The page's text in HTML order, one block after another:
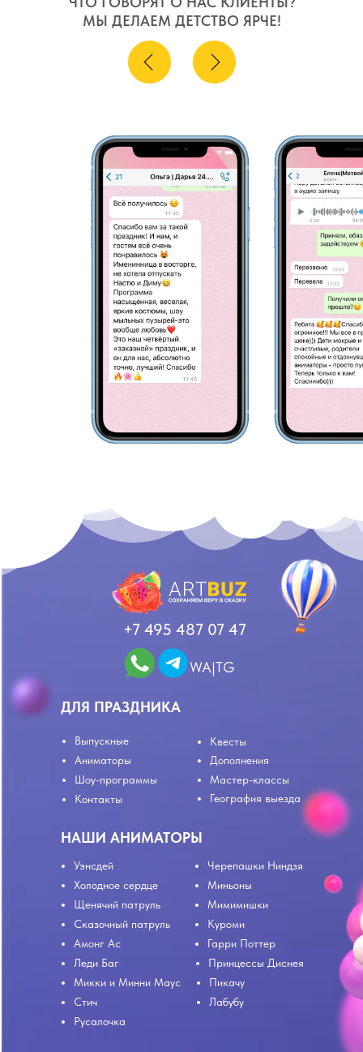
МЫ ДЕЛАЕМ ДЕТСТВО ЯРЧЕ!
НАШИ АНИМАТОРЫ
Уэнсдей
Холодное сердце
Щенячий патруль
Сказочный патруль
Амонг Ас
Стич
Черепашки Ниндзя
Миньоны
Мимимишки
Куроми
Гарри Поттер
Русалочка
Лабубу
Принцессы Диснея
Леди Баг
Микки и Минни Маус
+7 495 487 07 47
Пикачу
ДЛЯ ПРАЗДНИКА
Аниматоры
Шоу-программы
Квесты
Мастер-классы
Дополнения
WA|TG
Контакты География выезда
Выпускные